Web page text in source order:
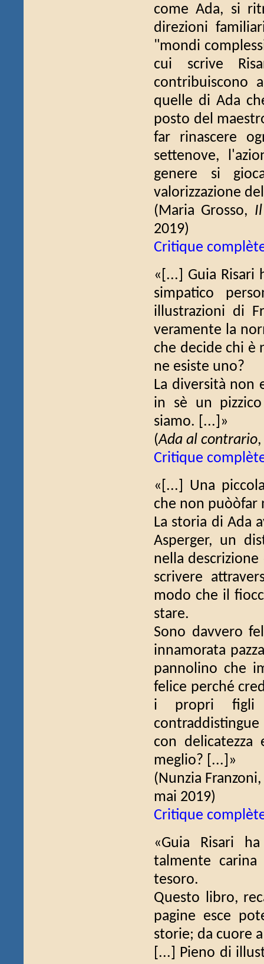
come Ada, si
direzioni
"mondi
cui scrive
contribuiscono
quelle di Ada
posto del
far rinascere
settenove,
genere si
valorizzazione
(Maria Grosso,
2019)
Critique
«[...] Guia Risari
simpatico
illustrazioni di
veramente la
che decide chi è
ne esiste uno?
La diversità non
in sè un
siamo. [...]»
(Ada al contrario,
Critique
«[...] Una
che non puòòfar
La storia di Ada
Asperger, un
nella
scrivere
modo che il
stare.
Sono davvero
innamorata
pannolino che
felice perché
i propri figli
con
meglio? [...]»
(Nunzia
mai 2019)
Critique
«Guia Risari
talmente
tesoro.
Questo libro,
pagine esce
storie; da cuore
[...] Pieno di